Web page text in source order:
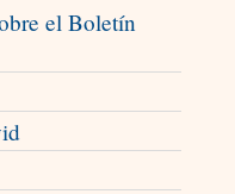
el Boletín